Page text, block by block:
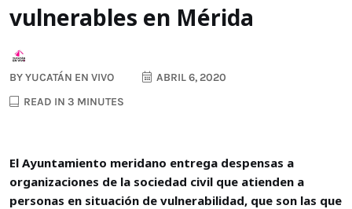
vulnerables en Mérida
BYYUCATÁN EN VIVO
ABRIL 6, 2020
READ IN 3 MINUTES
El Ayuntamiento meridano entrega despensas a
organizaciones de la sociedad civil que atienden a
personas en situación de vulnerabilidad, que son las que